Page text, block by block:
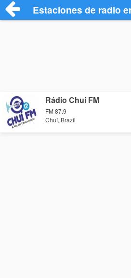
Estaciones de radio
Rádio Chuí FM
FM 87.9
Chuí, Brazil